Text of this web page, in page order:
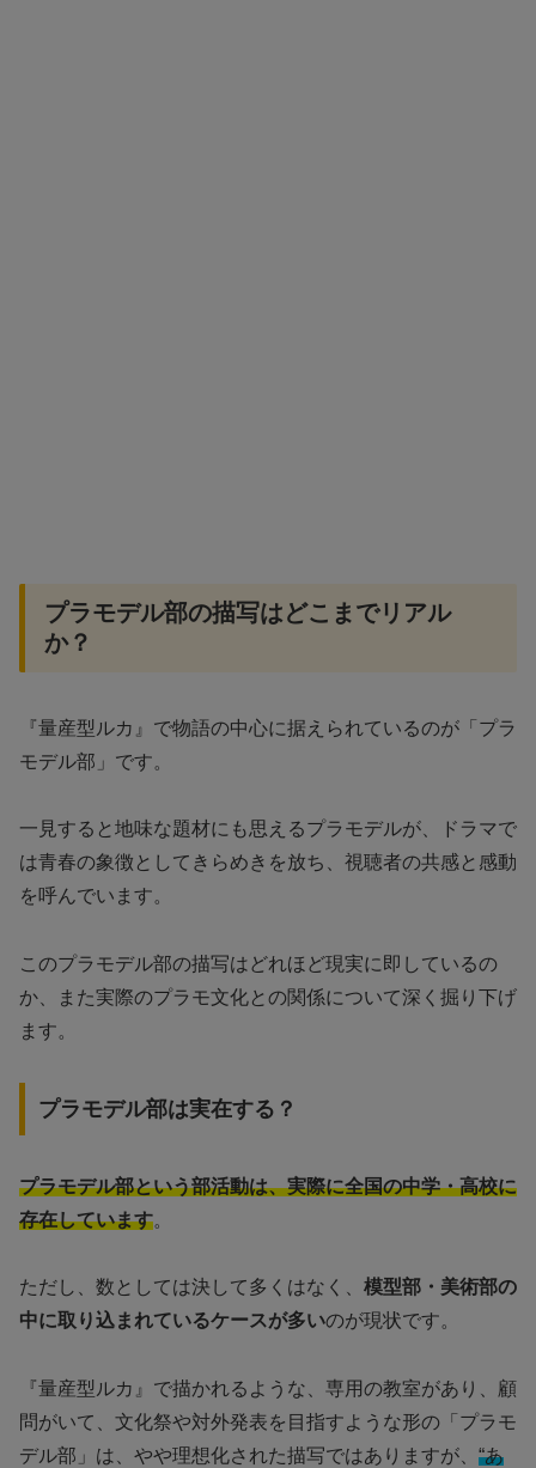
プラモデル部の描写はどこまでリアル
か？
『量産型ルカ』で物語の中心に据えられているのが「プラ
モデル部」です。
一見すると地味な題材にも思えるプラモデルが、ドラマで
は青春の象徴としてきらめきを放ち、視聴者の共感と感動
を呼んでいます。
このプラモデル部の描写はどれほど現実に即しているの
か、また実際のプラモ文化との関係について深く掘り下げ
ます。
プラモデル部は実在する？
プラモデル部という部活動は、実際に全国の中学・高校に
存在しています。
ただし、数としては決して多くはなく、 模型部・美術部の
中に取り込まれているケースが多いのが現状です。
『量産型ルカ』で描かれるような、専用の教室があり、顧
問がいて、文化祭や対外発表を目指すような形の「プラモ
デル部」は、やや理想化された描写ではありますが、 “あ